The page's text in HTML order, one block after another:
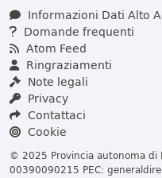
Informazioni Dati Alto
Domande frequenti
Atom Feed
Ringraziamenti
Note legali
Privacy
Contattaci
Cookie
© 2025 Provincia autonoma di
00390090215 PEC: